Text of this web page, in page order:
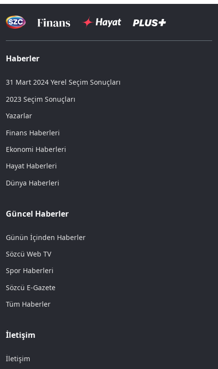
Haberler
31 Mart 2024 Yerel Seçim Sonuçları
2023 Seçim Sonuçları
Yazarlar
Finans Haberleri
Ekonomi Haberleri
Hayat Haberleri
Dünya Haberleri
Güncel Haberler
Günün İçinden Haberler
Sözcü Web TV
Spor Haberleri
Sözcü E-Gazete
Tüm Haberler
İletişim
İletişim